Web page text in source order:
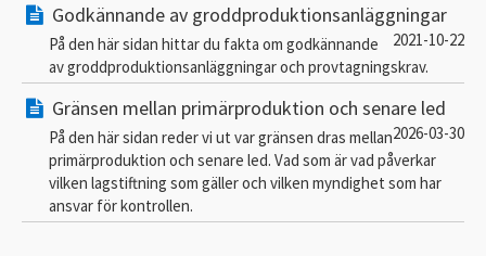
Godkännande av groddproduktionsanläggningar
2021-10-22
På den här sidan hittar du fakta om godkännande
av groddproduktionsanläggningar och provtagningskrav.
Gränsen mellan primärproduktion och senare led
2026-03-30
På den här sidan reder vi ut var gränsen dras mellan
primärproduktion och senare led. Vad som är vad påverkar
vilken lagstiftning som gäller och vilken myndighet som har
ansvar för kontrollen.